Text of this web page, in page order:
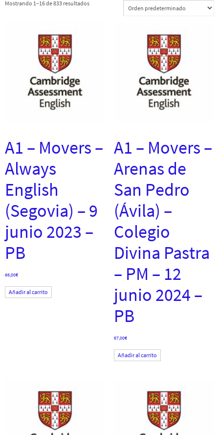
Mostrando 1–16 de 833 resultados
A1 – Movers –
Always
English
(Segovia) – 9
junio 2023 –
PB
66,00€
Añadir al carrito
A1 – Movers –
Arenas de
San Pedro
(Ávila) –
Colegio
Divina Pastra
– PM – 12
junio 2024 –
PB
67,00€
Añadir al carrito